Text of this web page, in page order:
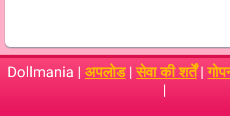
Dollmania | अपलोड|सेवा की शर्तें|
|